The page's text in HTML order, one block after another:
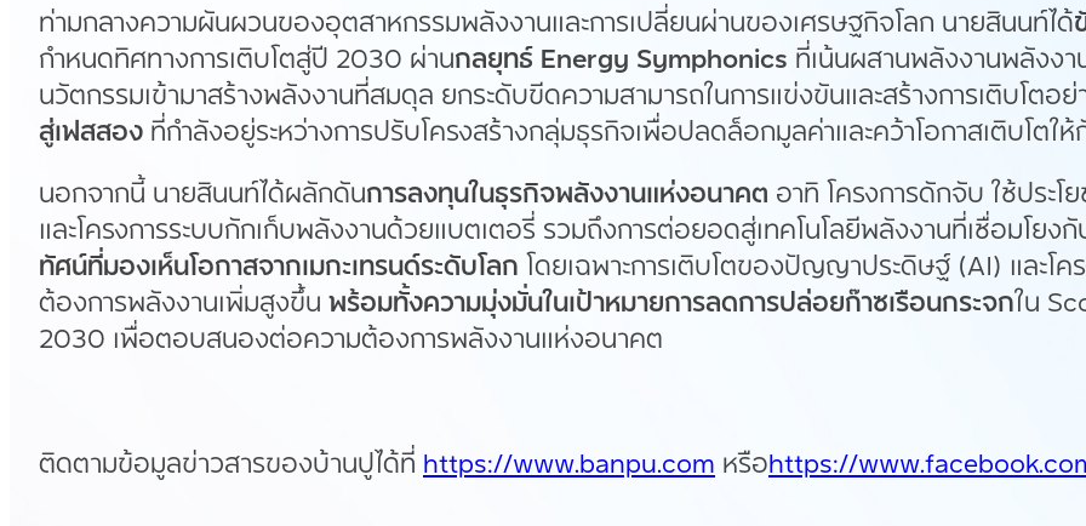
ท่ามกลางความผันผวนของอุตสาหกรรมพลังงานและการเปลี่ยนผ่านของเศรษฐกิจโลก นายสินนท์ได้
กำหนดทิศทางการเติบโตสู่ปี 2030 ผ่านกลยุทธ์ Energy Symphonics ที่เน้นผสานพลังงานพลังงา
นวัตกรรมเข้ามาสร้างพลังงานที่สมดุล ยกระดับขีดความสามารถในการแข่งขันและสร้างการเติบโต
สู่เฟสสอง ที่กำลังอยู่ระหว่างการปรับโครงสร้างกลุ่มธุรกิจเพื่อปลดล็อกมูลค่าและคว้าโอกาสเติบโตให้
นอกจากนี้ นายสินนท์ได้ผลักดันการลงทุนในธุรกิจพลังงานแห่งอนาคต อาทิ โครงการดักจับ ใช้ประ
และโครงการระบบกักเก็บพลังงานด้วยแบตเตอรี่ รวมถึงการต่อยอดสู่เทคโนโลยีพลังงานที่เชื่อมโ
ทัศน์ที่มองเห็นโอกาสจากเมกะเทรนด์ระดับโลก โดยเฉพาะการเติบโตของปัญญาประดิษฐ์ (AI) และโ
ต้องการพลังงานเพิ่มสูงขึ้น พร้อมทั้งความมุ่งมั่นในเป้าหมายการลดการปล่อยก๊าซเรือนกระจกใน
2030 เพื่อตอบสนองต่อความต้องการพลังงานแห่งอนาคต
ติดตามข้อมูลข่าวสารของบ้านปูได้ที่ https://www.banpu.com หรือhttps://